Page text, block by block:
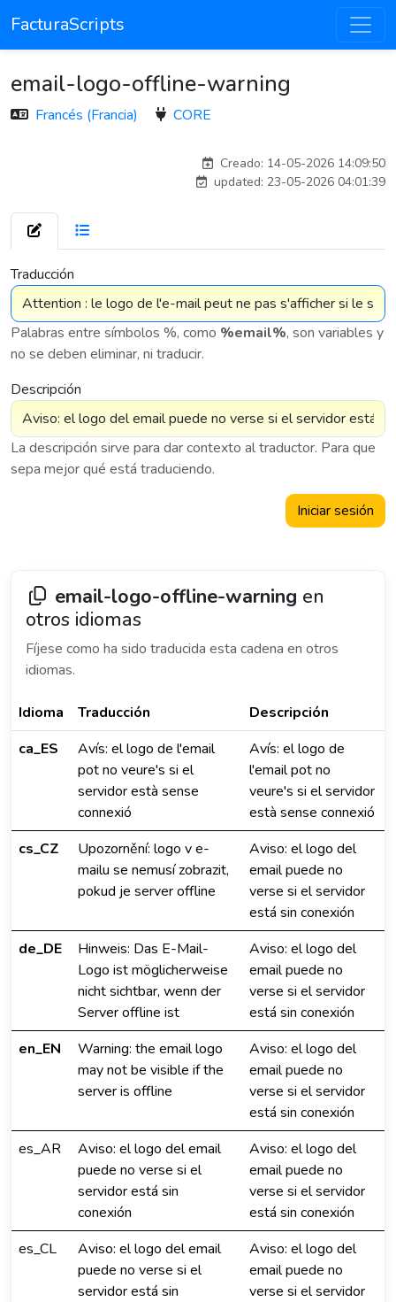
FacturaScripts
email-logo-offline-warning
Francés (Francia) CORE
Creado: 14-05-2026 14:09:50
updated: 23-05-2026 04:01:39
Traducción
Palabras entre símbolos %, como %email%, son variables y
no se deben eliminar, ni traducir.
Descripción
La descripción sirve para dar contexto al traductor. Para que
sepa mejor qué está traduciendo.
Iniciar sesión
email-logo-offline-warning en
otros idiomas
Fíjese como ha sido traducida esta cadena en otros
idiomas.
Idioma Traducción
Descripción
ca_ES
Avís: el logo de l'email
pot no veure's si el
servidor està sense
connexió
Avís: el logo de
l'email pot no
veure's si el servidor
està sense connexió
cs_CZ
Upozornění: logo v e-
mailu se nemusí zobrazit,
pokud je server offline
Aviso: el logo del
email puede no
verse si el servidor
está sin conexión
de_DE
Hinweis: Das E-Mail-
Logo ist möglicherweise
nicht sichtbar, wenn der
Server offline ist
Aviso: el logo del
email puede no
verse si el servidor
está sin conexión
en_EN
Warning: the email logo
may not be visible if the
server is offline
Aviso: el logo del
email puede no
verse si el servidor
está sin conexión
es_AR
Aviso: el logo del email
puede no verse si el
servidor está sin
conexión
Aviso: el logo del
email puede no
verse si el servidor
está sin conexión
es_CL
Aviso: el logo del email
puede no verse si el
servidor está sin
Aviso: el logo del
email puede no
verse si el servidor